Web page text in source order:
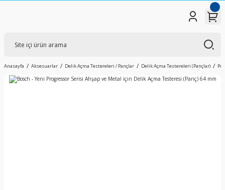
Anasayfa Aksesuarlar Delik Açma Testereleri / Pançlar Delik Açma Testereleri (Pançlar)